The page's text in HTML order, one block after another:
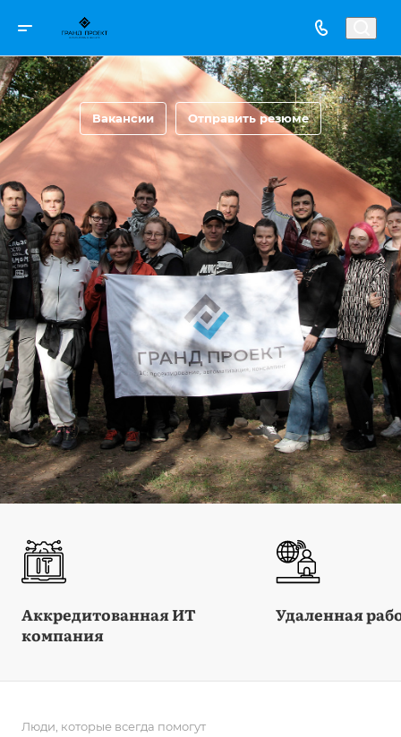
Вакансии Отправить резюме
Аккредитованная ИТ
компания
Удаленная
Люди, которые всегда помогут